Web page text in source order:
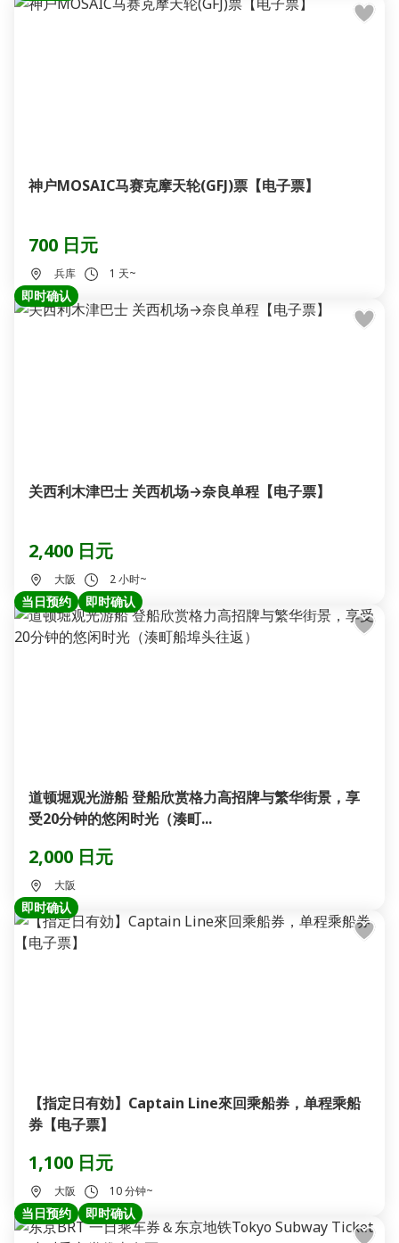
神户MOSAIC马赛克摩天轮(GFJ)票【电子票】
700 日元
兵库 1 天~
即时确认
关西利木津巴士 关西机场→奈良单程【电子票】
2,400 日元
大阪 2 小时~
当日预约 即时确认
道顿堀观光游船 登船欣赏格力高招牌与繁华街景，享
受20分钟的悠闲时光（湊町...
2,000 日元
大阪
即时确认
【指定日有効】Captain Line來回乘船券，单程乘船
券【电子票】
1,100 日元
大阪 10 分钟~
当日预约 即时确认